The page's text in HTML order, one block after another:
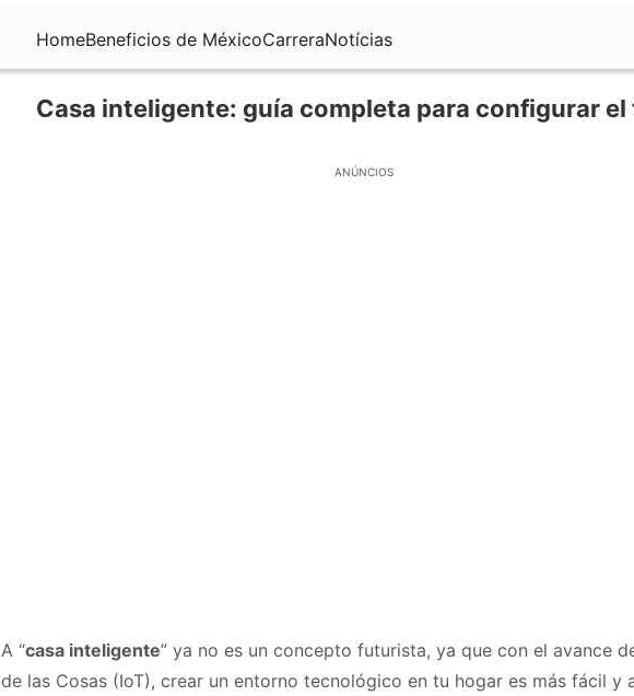
HomeBeneficios de MéxicoCarreraNotícias
Casa inteligente: guía completa para configurar el
ANÚNCIOS
A “casa inteligente” ya no es un concepto futurista, ya que con el avance
de las Cosas (IoT), crear un entorno tecnológico en tu hogar es más fácil y